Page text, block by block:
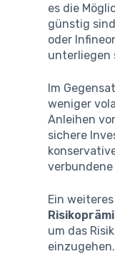
es die
günstig
oder
unterliegen
Im
weniger
Anleihen
sichere
Ein
um das